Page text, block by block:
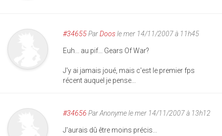
#34655ParDoosle mer 14/11/2007 à 11h45
Euh... au pif... Gears Of War?
J'y ai jamais joué, mais c'est le premier fps
récent auquel je pense...
#34656 ParAnonymele mer 14/11/2007 à 13h12
J'aurais dû être moins précis...